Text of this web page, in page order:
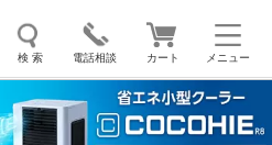
メニュー
検 索 電話相談 カート
ソイリッチ ここひえ 枕